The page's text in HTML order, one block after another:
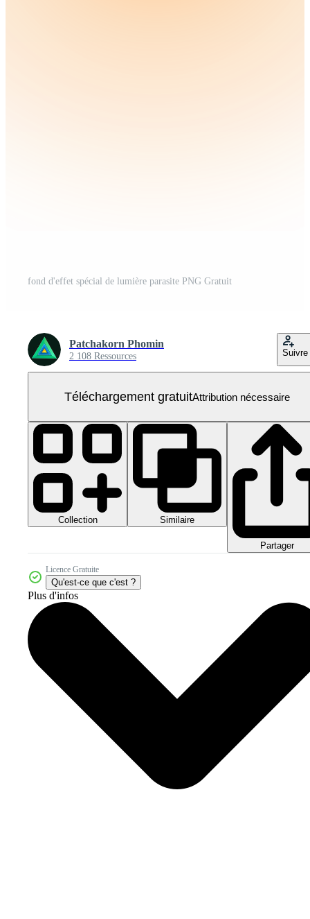
fond d'effet spécial de lumière parasite PNG Gratuit
Patchakorn Phomin
2 108 Ressources Suivre
Téléchargement gratuitAttribution nécessaire
Collection Similaire
Partager
Licence Gratuite
Qu'est-ce que c'est ?
Plus d'infos